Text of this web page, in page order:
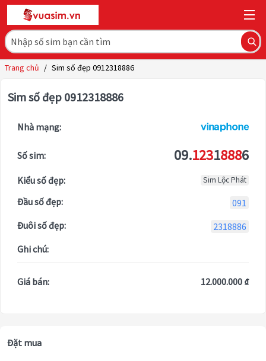
Trang chủ / Sim số đẹp 0912318886
Sim số đẹp 0912318886
Nhà mạng:
Số sim: 09.12318886
Kiểu số đẹp: Sim Lộc Phát
Đầu số đẹp:
091
Đuôi số đẹp:
2318886
Ghi chú:
Giá bán: 12.000.000 ₫
Đặt mua